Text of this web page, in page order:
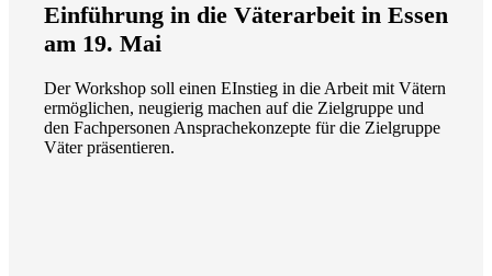
Einführung in die Väterarbeit in Essen
am 19. Mai
Der Workshop soll einen EInstieg in die Arbeit mit Vätern
ermöglichen, neugierig machen auf die Zielgruppe und
den Fachpersonen Ansprachekonzepte für die Zielgruppe
Väter präsentieren.